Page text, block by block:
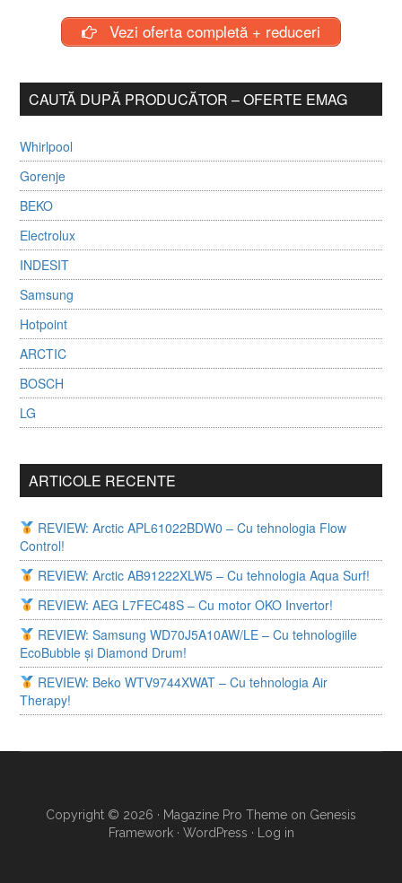
Vezi oferta completă + reduceri
CAUTĂ DUPĂ PRODUCĂTOR – OFERTE EMAG
Whirlpool
Gorenje
BEKO
Electrolux
INDESIT
Samsung
Hotpoint
ARCTIC
BOSCH
LG
ARTICOLE RECENTE
REVIEW: Arctic APL61022BDW0 – Cu tehnologia Flow
Control!
REVIEW: Arctic AB91222XLW5 – Cu tehnologia Aqua Surf!
REVIEW: AEG L7FEC48S – Cu motor OKO Invertor!
REVIEW: Samsung WD70J5A10AW/LE – Cu tehnologiile
EcoBubble și Diamond Drum!
REVIEW: Beko WTV9744XWAT – Cu tehnologia Air
Therapy!
Copyright © 2026 · Magazine Pro Theme on Genesis
Framework· WordPress · Log in